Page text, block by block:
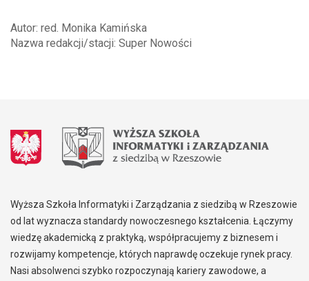
Autor: red. Monika Kamińska
Nazwa redakcji/stacji: Super Nowości
Wyższa Szkoła Informatyki i Zarządzania z siedzibą w Rzeszowie
od lat wyznacza standardy nowoczesnego kształcenia. Łączymy
wiedzę akademicką z praktyką, współpracujemy z biznesem i
rozwijamy kompetencje, których naprawdę oczekuje rynek pracy.
Nasi absolwenci szybko rozpoczynają kariery zawodowe, a